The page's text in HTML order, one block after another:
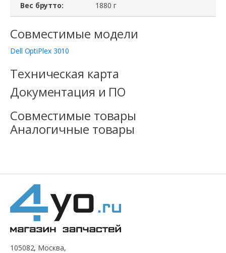
Вес брутто: 1880 г
Совместимые модели
Dell OptiPlex 3010
Техническая карта
Документация и ПО
Совместимые товары
Аналогичные товары
105082, Москва,